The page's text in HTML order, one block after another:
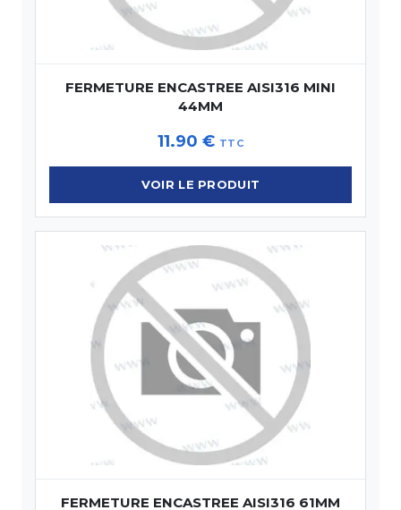
FERMETURE ENCASTREE AISI316 MINI
44MM
11.90 € TTC
VOIR LE PRODUIT
FERMETURE ENCASTREE AISI316 61MM